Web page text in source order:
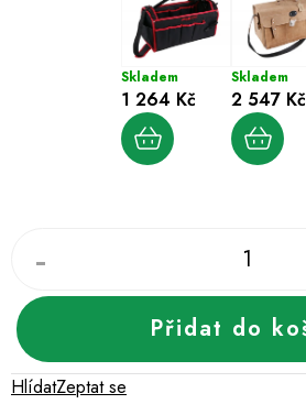
Skladem
1 264 Kč
Skladem
2 547 Kč
Přidat do
Zeptat se
Hlídat